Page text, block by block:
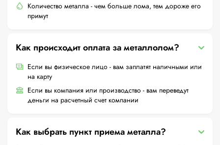
Количество металла - чем больше лома, тем дороже его
примут
Как происходит оплата за металлолом?
Если вы физическое лицо - вам заплатят наличными или
на карту
Если вы компания или производство - вам переведут
деньги на расчетный счет компании
Как выбрать пункт приема металла?